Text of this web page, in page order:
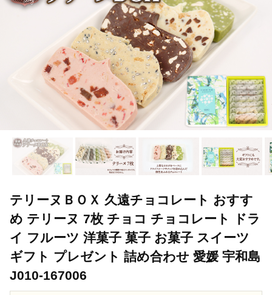
TOP 洋菓子 ほかの洋菓子 テリーヌＢ
テリーヌＢＯＸ 久遠チョコレート おすす
め テリーヌ 7枚 チョコ チョコレート ドラ
イ フルーツ 洋菓子 菓子 お菓子 スイーツ
ギフト プレゼント 詰め合わせ 愛媛 宇和島
J010-167006